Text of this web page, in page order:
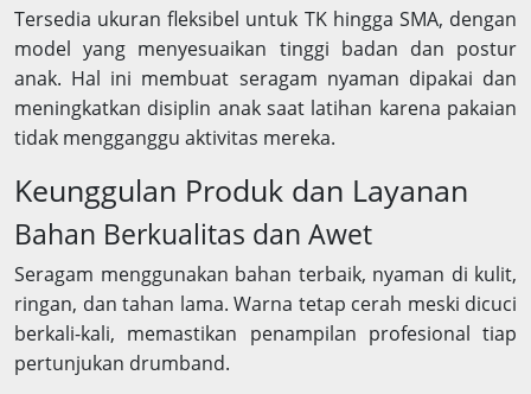
Tersedia ukuran fleksibel untuk TK hingga SMA, dengan
model yang menyesuaikan tinggi badan dan postur
anak. Hal ini membuat seragam nyaman dipakai dan
meningkatkan disiplin anak saat latihan karena pakaian
tidak mengganggu aktivitas mereka.
Keunggulan Produk dan Layanan
Bahan Berkualitas dan Awet
Seragam menggunakan bahan terbaik, nyaman di kulit,
ringan, dan tahan lama. Warna tetap cerah meski dicuci
berkali-kali, memastikan penampilan profesional tiap
pertunjukan drumband.